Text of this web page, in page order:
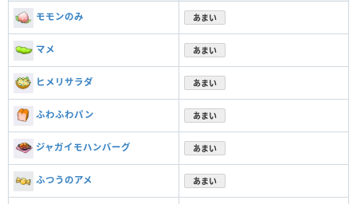
モモンのみ あまい
マメ あまい
ヒメリサラダ あまい
ふわふわパン あまい
ジャガイモハンバーグ あまい
ふつうのアメ あまい